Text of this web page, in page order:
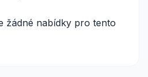
žádné nabídky pro tento